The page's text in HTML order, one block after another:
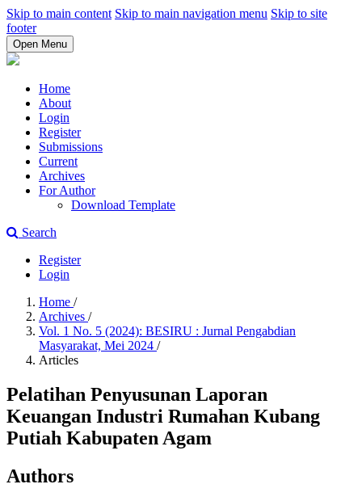
Skip to main content Skip to main navigation menu Skip to site
footer
Open Menu
Home
About
Login
Register
Submissions
Current
Archives
For Author
Download Template
Search
Register
Login
Home /
Archives /
Vol. 1 No. 5 (2024): BESIRU : Jurnal Pengabdian
Masyarakat, Mei 2024 /
Articles
Pelatihan Penyusunan Laporan
Keuangan Industri Rumahan Kubang
Putiah Kabupaten Agam
Authors